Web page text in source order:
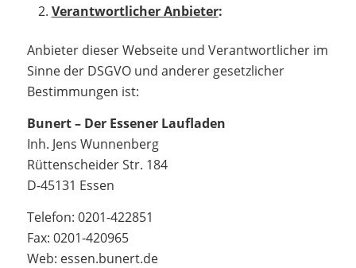
Verantwortlicher Anbieter:
Anbieter dieser Webseite und Verantwortlicher im
Sinne der DSGVO und anderer gesetzlicher
Bestimmungen ist:
Bunert – Der Essener Laufladen
Inh. Jens Wunnenberg
Rüttenscheider Str. 184
D-45131 Essen
Telefon: 0201-422851
Fax: 0201-420965
Web: essen.bunert.de